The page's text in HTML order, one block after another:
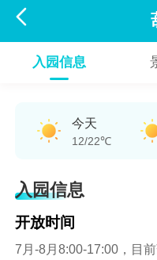

入园信息
今天
12/22℃
入园信息
开放时间
7月-8月8:00-17:00，目